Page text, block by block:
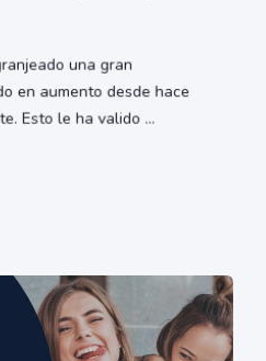
una gran
en aumento desde hace
Esto le ha valido ...